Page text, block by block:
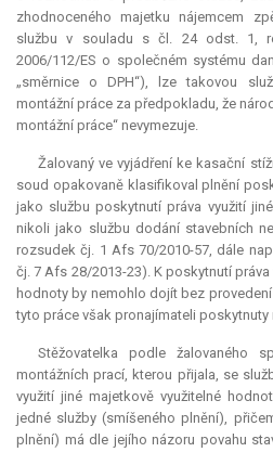
zhodnoceného majetku nájemcem
službu v souladu s čl. 24 odst. 1,
2006/112/ES o společném systému
„směrnice o DPH“), lze takovou
montážní práce za předpokladu, že
montážní práce“ nevymezuje.
Žalovaný ve vyjádření ke kasační
soud opakovaně klasifikoval plnění
jako službu poskytnutí práva využití
nikoli jako službu dodání stavebních
rozsudek čj. 1 Afs 70/2010-57, dále
čj. 7 Afs 28/2013-23). K poskytnutí
hodnoty by nemohlo dojít bez
tyto práce však pronajímateli poskytnuty
Stěžovatelka podle žalovaného
montážních prací, kterou přijala, se
využití jiné majetkově využitelné
jedné služby (smíšeného plnění),
plnění) má dle jejího názoru povahu